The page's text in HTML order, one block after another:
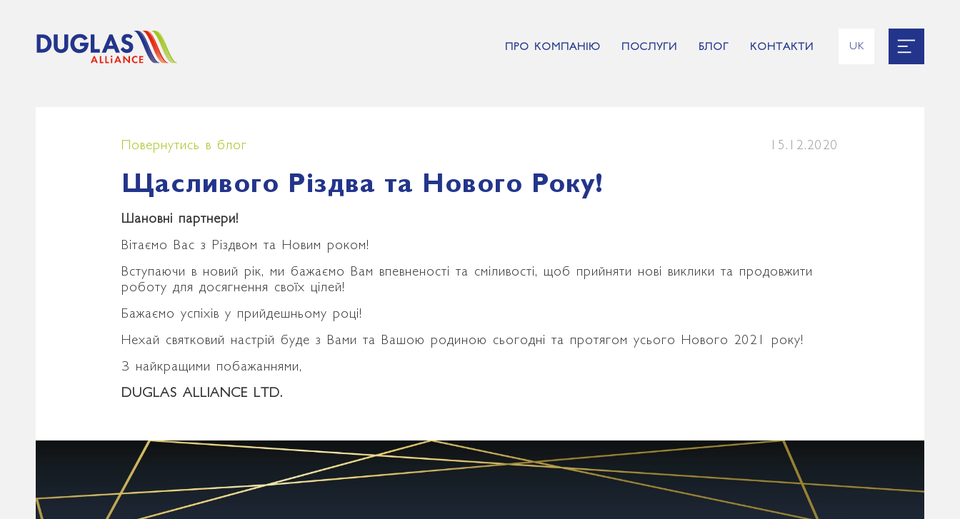
ПРО КОМПАНІЮ ПОСЛУГИ БЛОГ КОНТАКТИ UK
Повернутись в блог 15.12.2020
Щасливого Різдва та Нового Року!
Шановні партнери!
Вітаємо Вас з Різдвом та Новим роком!
Вступаючи в новий рік, ми бажаємо Вам впевненості та сміливості, щоб прийняти нові виклики та продовжити
роботу для досягнення своїх цілей!
Бажаємо успіхів у прийдешньому році!
Нехай святковий настрій буде з Вами та Вашою родиною сьогодні та протягом усього Нового 2021 року!
З найкращими побажаннями,
DUGLAS ALLIANCE LTD.